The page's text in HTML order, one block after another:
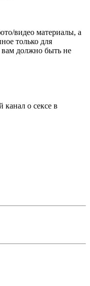
видео материалы, а
только для
вам должно быть не
о сексе в